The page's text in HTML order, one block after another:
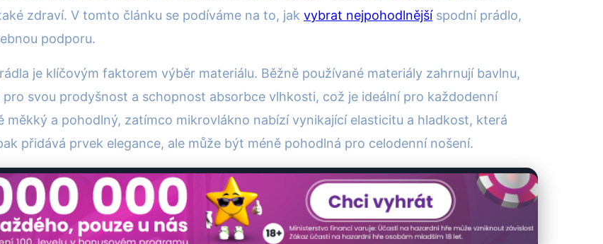
zdraví. V tomto článku se podíváme na to, jak vybrat nejpohodlnějšíspodní prádlo,
podporu.
je klíčovým faktorem výběr materiálu. Běžně používané materiály zahrnují bavlnu,
svou prodyšnost a schopnost absorbce vlhkosti, což je ideální pro každodenní
měkký a pohodlný, zatímco mikrovlákno nabízí vynikající elasticitu a hladkost, která
přidává prvek elegance, ale může být méně pohodlná pro celodenní nošení.